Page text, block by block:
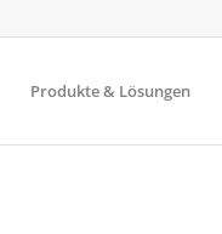
Produkte & Lösungen